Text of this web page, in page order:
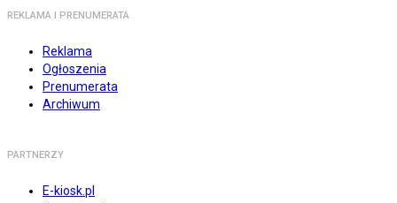
REKLAMA I PRENUMERATA
Reklama
Ogłoszenia
Prenumerata
Archiwum
PARTNERZY
E-kiosk.pl